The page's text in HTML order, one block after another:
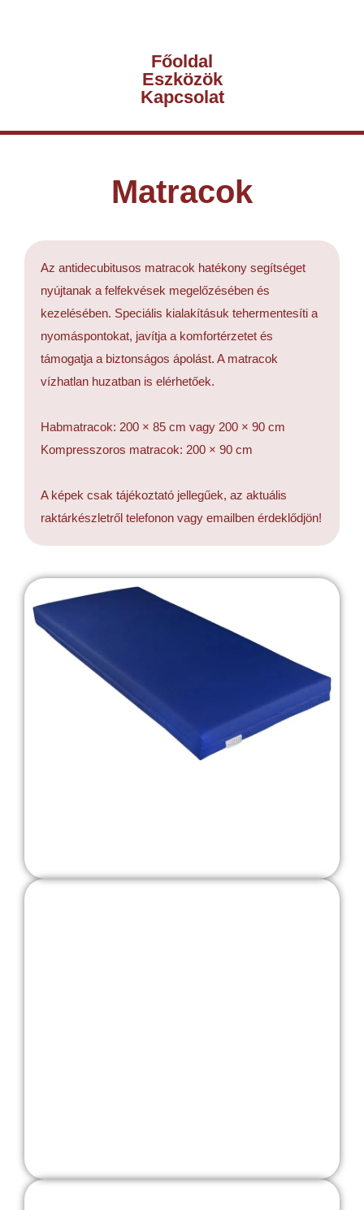
Főoldal
Eszközök
Kapcsolat
Matracok
Az antidecubitusos matracok hatékony segítséget
nyújtanak a felfekvések megelőzésében és
kezelésében. Speciális kialakításuk tehermentesíti a
nyomáspontokat, javítja a komfortérzetet és
támogatja a biztonságos ápolást. A matracok
vízhatlan huzatban is elérhetőek.
Habmatracok: 200 × 85 cm vagy 200 × 90 cm
Kompresszoros matracok: 200 × 90 cm
A képek csak tájékoztató jellegűek, az aktuális
raktárkészletről telefonon vagy emailben érdeklődjön!